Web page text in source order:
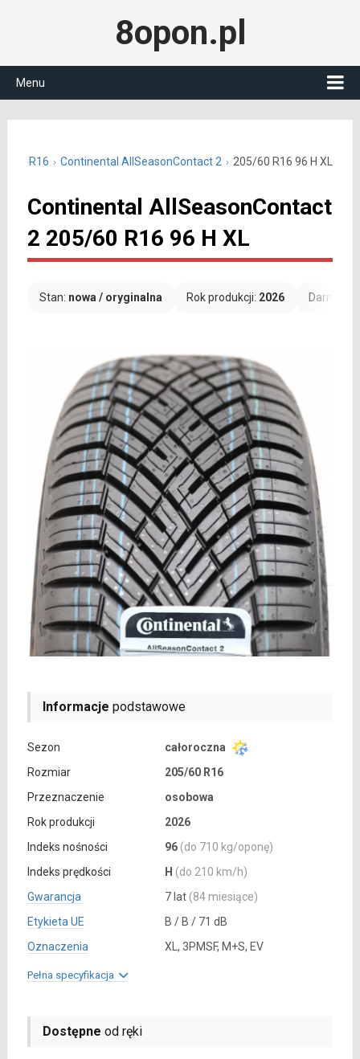
8opon.pl
Menu
60 R16 Continental AllSeasonContact 2 205/60 R16 96 H XL
Continental AllSeasonContact
2 205/60 R16 96 H XL
Stan: nowa / oryginalna Rok produkcji: 2026
Informacje podstawowe
Sezon
całoroczna
Rozmiar
205/60 R16
Przeznaczenie
osobowa
Rok produkcji
2026
Indeks nośności
96 (do 710 kg/oponę)
Indeks prędkości
H (do 210 km/h)
Gwarancja
7 lat (84 miesiące)
Etykieta UE
B / B / 71 dB
Oznaczenia
XL, 3PMSF, M+S, EV
Pełna specyfikacja
Dostępne od ręki